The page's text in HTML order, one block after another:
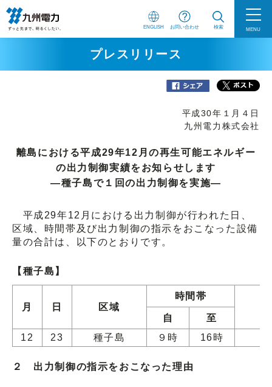
ENGLISH お問い合わせ 検索 MENU
プレスリリース
平成30年１月４日
九州電力株式会社
離島における平成29年12月の再生可能エネルギー
の出力制御実績をお知らせします
―種子島で１回の出力制御を実施―
平成29年12月における出力制御が行われた日、
区域、時間帯及び出力制御の指示をおこなった設備
量の合計は、以下のとおりです。
【種子島】
月 日 区域
時間帯
自
至
12
23 種子島 ９時 16時
２ 出力制御の指示をおこなった理由